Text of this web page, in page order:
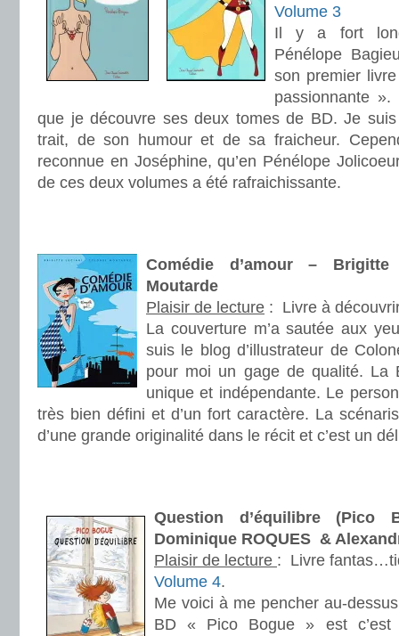
Volume 3
Il y a fort
Pénélope
son premier
passionnante
que je découvre ses deux tomes de BD. Je
trait, de son humour et de sa fraicheur.
reconnue en Joséphine, qu’en Pénélope
de ces deux volumes a été rafraichissante.
Comédie d’amour –
Moutarde
Plaisir de lecture : Livre à
La couverture m’a sautée aux
suis le blog d’illustrateur de
pour moi un gage de qualité. La
unique et indépendante. Le
très bien défini et d’un fort caractère. La
d’une grande originalité dans le récit et c’est un
Question d’équilibre (Pico
Dominique ROQUES &
Plaisir de lecture : Livre
Volume 4.
Me voici à me pencher au-
BD « Pico Bogue » est c’est